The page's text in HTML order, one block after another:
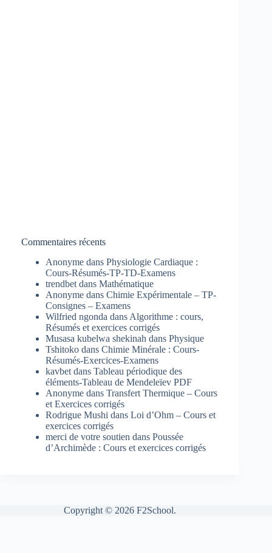
Commentaires récents
Anonyme dans Physiologie Cardiaque :
Cours-Résumés-TP-TD-Examens
trendbet dans Mathématique
Anonyme dans Chimie Expérimentale – TP-
Consignes – Examens
Wilfried ngonda dans Algorithme : cours,
Résumés et exercices corrigés
Musasa kubelwa shekinah dans Physique
Tshitoko dans Chimie Minérale : Cours-
Résumés-Exercices-Examens
kavbet dans Tableau périodique des
éléments-Tableau de Mendeleïev PDF
Anonyme dans Transfert Thermique – Cours
et Exercices corrigés
Rodrigue Mushi dans Loi d’Ohm – Cours et
exercices corrigés
merci de votre soutien dans Poussée
d’Archimède : Cours et exercices corrigés
Copyright © 2026 F2School.